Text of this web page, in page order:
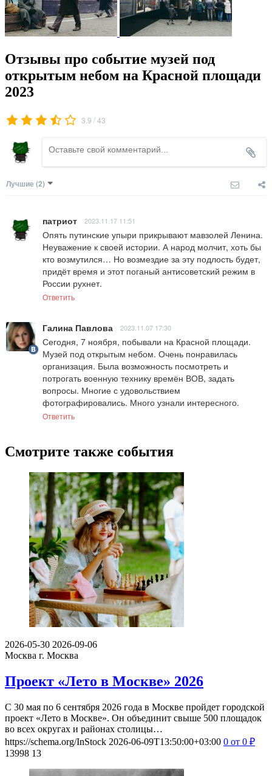
Отзывы про событие музей под
открытым небом на Красной площади
2023
3.9 /43
Лучшие (2)
патриот 2023.11.17 11:51
Опять путинские упыри прикрывают мавзолей Ленина.
Неуважение к своей истории. А народ молчит, хоть бы
кто возмутился… Но возмездие за эту подлость будет,
придёт время и этот поганый антисоветский режим в
России рухнет.
Ответить
Галина Павлова 2023.11.07 17:30
Сегодня, 7 ноября, побывали на Красной площади.
Музей под открытым небом. Очень понравилась
организация. Была возможность посмотреть и
потрогать военную технику времён ВОВ, задать
вопросы. Многие с удовольствием
фотографировались. Много узнали интересного.
Ответить
Смотрите также события
2026-05-30 2026-09-06
Москва г. Москва
Проект «Лето в Москве» 2026
С 30 мая по 6 сентября 2026 года в Москве пройдет городской
проект «Лето в Москве». Он объединит свыше 500 площадок
во всех округах и районах столицы…
https://schema.org/InStock 2026-06-09T13:50:00+03:00 0 от 0 ₽
13998 13